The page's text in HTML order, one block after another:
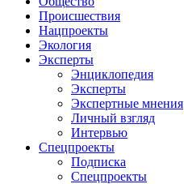
Происшествия
Нацпроекты
Экология
Эксперты
Энциклопедия
Эксперты
Экспертные мнения
Личный взгляд
Интервью
Спецпроекты
Подписка
Спецпроекты